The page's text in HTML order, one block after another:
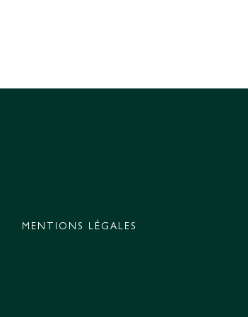
MENTIONS LÉGALES